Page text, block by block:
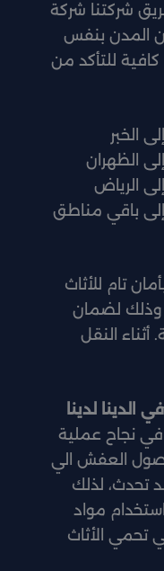
شركتنا شركة
المدن بنفس
للتأكد من
الخبر
الظهران
الرياض
باقي مناطق
تام للأثاث
وذلك لضمان
النقل
لدينا
نجاح عملية
العفش الي
تحدث، لذلك
مواد
تحمي الأثاث